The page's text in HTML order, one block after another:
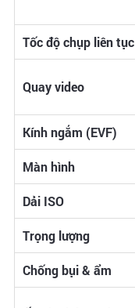
Tốc độ chụp liên tục
Quay video
Kính ngắm (EVF)
Màn hình
Dải ISO
Trọng lượng
Chống bụi & ẩm